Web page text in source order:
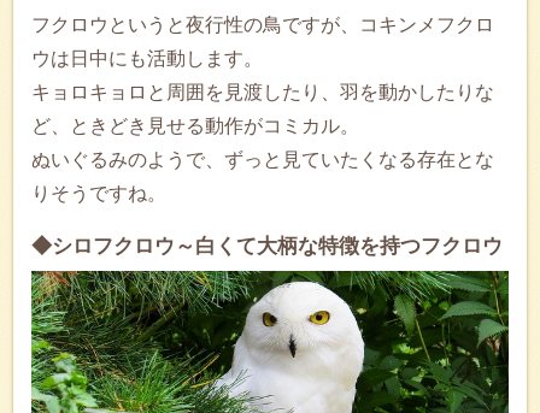
フクロウというと夜行性の鳥ですが、コキンメフクロ
ウは日中にも活動します。
キョロキョロと周囲を見渡したり、羽を動かしたりな
ど、ときどき見せる動作がコミカル。
ぬいぐるみのようで、ずっと見ていたくなる存在とな
りそうですね。
◆シロフクロウ～白くて大柄な特徴を持つフクロウ